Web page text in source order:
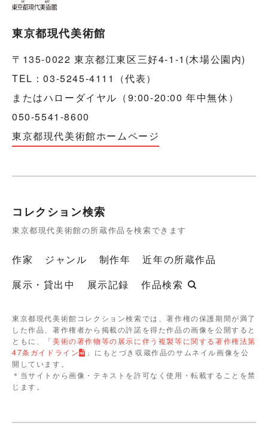
東京都現代美術館
〒135-0022 東京都江東区三好4-1-1(木場公園内)
TEL：03-5245-4111（代表）
またはハローダイヤル（9:00-20:00 年中無休）
050-5541-8600
東京都現代美術館ホームページ
コレクション検索
東京都現代美術館の所蔵作品を検索できます
作家 ジャンル 制作年
近年の所蔵作品
展示・貸出中
展示記録 作品検索
東京都現代美術館コレクション検索では、著作権の保護期間が満了
した作品、著作権者から掲載の許諾を得た作品の画像を公開すると
ともに、「美術の著作物等の展示に伴う複製等に関する著作権法第
47条ガイドライン
」にもとづき収蔵作品のサムネイル画像を公
開しています。
＊当サイトから画像・テキストを許可なく使用・転載することを禁
じます。